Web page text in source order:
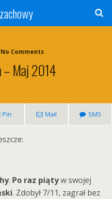
No Comments
– Maj 2014
Pin Mail SMS
. Po raz piątyw swojej
. Zdobył 7/11, zagrał bez